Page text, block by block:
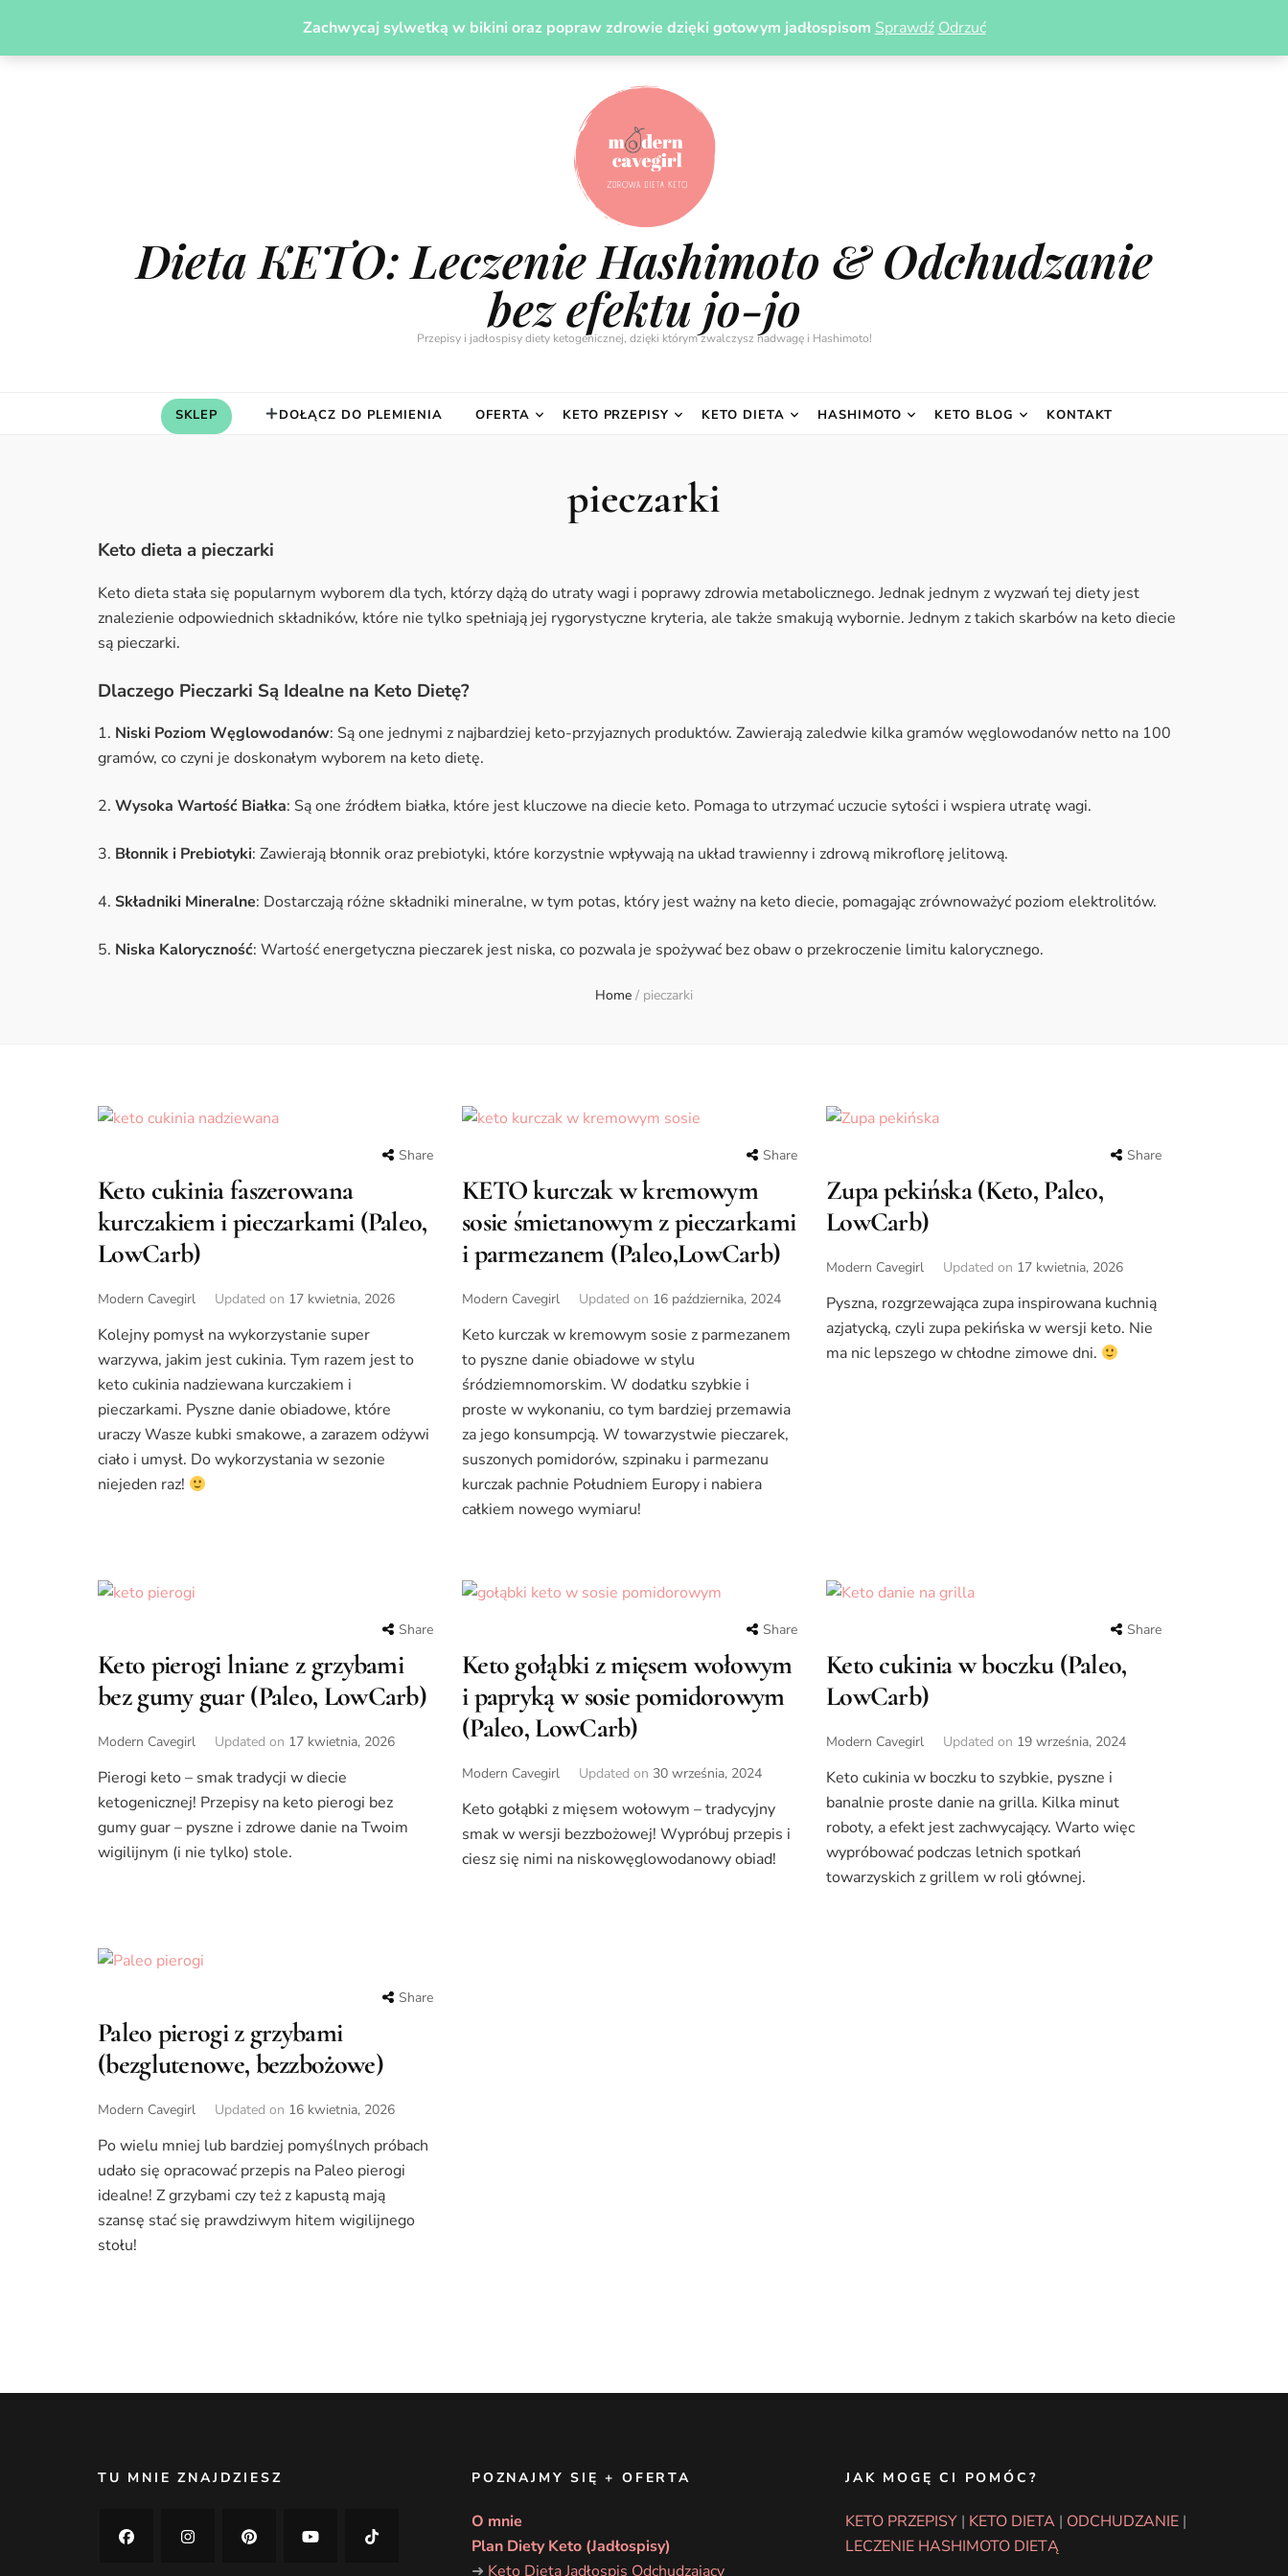
Zachwycaj sylwetką w bikini oraz popraw zdrowie dzięki gotowym jadłospisom Sprawdź Odrzuć
JADŁOSPISY ODCHUDZANIE LECZENIE HASHIMOTO DIETĄ PREZENT
Dieta KETO: Leczenie Hashimoto & Odchudzanie
bez efektu jo-jo
Przepisy i jadłospisy diety ketogenicznej, dzięki którym zwalczysz nadwagę i Hashimoto!
SKLEP DOŁĄCZ DO PLEMIENIA OFERTA KETO PRZEPISY KETO DIETA HASHIMOTO KETO BLOG KONTAKT
pieczarki
Keto dieta a pieczarki
Keto dieta stała się popularnym wyborem dla tych, którzy dążą do utraty wagi i poprawy zdrowia metabolicznego. Jednak jednym z wyzwań tej diety jest
znalezienie odpowiednich składników, które nie tylko spełniają jej rygorystyczne kryteria, ale także smakują wybornie. Jednym z takich skarbów na keto diecie
są pieczarki.
Dlaczego Pieczarki Są Idealne na Keto Dietę?
1. Niski Poziom Węglowodanów: Są one jednymi z najbardziej keto-przyjaznych produktów. Zawierają zaledwie kilka gramów węglowodanów netto na 100
gramów, co czyni je doskonałym wyborem na keto dietę.
2. Wysoka Wartość Białka: Są one źródłem białka, które jest kluczowe na diecie keto. Pomaga to utrzymać uczucie sytości i wspiera utratę wagi.
3. Błonnik i Prebiotyki: Zawierają błonnik oraz prebiotyki, które korzystnie wpływają na układ trawienny i zdrową mikroflorę jelitową.
4. Składniki Mineralne: Dostarczają różne składniki mineralne, w tym potas, który jest ważny na keto diecie, pomagając zrównoważyć poziom elektrolitów.
5. Niska Kaloryczność: Wartość energetyczna pieczarek jest niska, co pozwala je spożywać bez obaw o przekroczenie limitu kalorycznego.
Home / pieczarki
Share
Keto cukinia faszerowana
kurczakiem i pieczarkami (Paleo,
LowCarb)
Modern Cavegirl Updated on 17 kwietnia, 2026
Kolejny pomysł na wykorzystanie super
warzywa, jakim jest cukinia. Tym razem jest to
keto cukinia nadziewana kurczakiem i
pieczarkami. Pyszne danie obiadowe, które
uraczy Wasze kubki smakowe, a zarazem odżywi
ciało i umysł. Do wykorzystania w sezonie
niejeden raz!
Share
KETO kurczak w kremowym
sosie śmietanowym z pieczarkami
i parmezanem (Paleo,LowCarb)
Modern Cavegirl Updated on 16 października, 2024
Keto kurczak w kremowym sosie z parmezanem
to pyszne danie obiadowe w stylu
śródziemnomorskim. W dodatku szybkie i
proste w wykonaniu, co tym bardziej przemawia
za jego konsumpcją. W towarzystwie pieczarek,
suszonych pomidorów, szpinaku i parmezanu
kurczak pachnie Południem Europy i nabiera
całkiem nowego wymiaru!
Share
Zupa pekińska (Keto, Paleo,
LowCarb)
Modern Cavegirl Updated on 17 kwietnia, 2026
Pyszna, rozgrzewająca zupa inspirowana kuchnią
azjatycką, czyli zupa pekińska w wersji keto. Nie
ma nic lepszego w chłodne zimowe dni.
Share
Keto pierogi lniane z grzybami
bez gumy guar (Paleo, LowCarb)
Modern Cavegirl Updated on 17 kwietnia, 2026
Pierogi keto – smak tradycji w diecie
ketogenicznej! Przepisy na keto pierogi bez
gumy guar – pyszne i zdrowe danie na Twoim
wigilijnym (i nie tylko) stole.
Share
Keto gołąbki z mięsem wołowym
i papryką w sosie pomidorowym
(Paleo, LowCarb)
Modern Cavegirl Updated on 30 września, 2024
Keto gołąbki z mięsem wołowym – tradycyjny
smak w wersji bezzbożowej! Wypróbuj przepis i
ciesz się nimi na niskowęglowodanowy obiad!
Share
Keto cukinia w boczku (Paleo,
LowCarb)
Modern Cavegirl Updated on 19 września, 2024
Keto cukinia w boczku to szybkie, pyszne i
banalnie proste danie na grilla. Kilka minut
roboty, a efekt jest zachwycający. Warto więc
wypróbować podczas letnich spotkań
towarzyskich z grillem w roli głównej.
Share
Paleo pierogi z grzybami
(bezglutenowe, bezzbożowe)
Modern Cavegirl Updated on 16 kwietnia, 2026
Po wielu mniej lub bardziej pomyślnych próbach
udało się opracować przepis na Paleo pierogi
idealne! Z grzybami czy też z kapustą mają
szansę stać się prawdziwym hitem wigilijnego
stołu!
TU MNIE ZNAJDZIESZ POZNAJMY SIĘ + OFERTA
O mnie
Plan Diety Keto (Jadłospisy)
➜ Keto Dieta Jadłospis Odchudzający
JAK MOGĘ CI POMÓC?
KETO PRZEPISY | KETO DIETA | ODCHUDZANIE |
LECZENIE HASHIMOTO DIETĄ